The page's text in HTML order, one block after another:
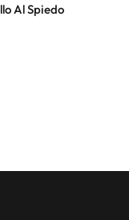
Al Spiedo